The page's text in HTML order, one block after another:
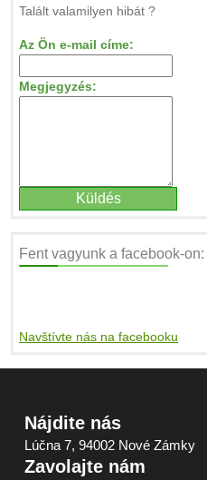
Talált valamilyen hibát ?
Az Ön e-mail címe:
Megjegyzés:
Fent vagyunk a facebook-on:
Navštívte nás na facebooku
Nájdite nás
Lúčna 7, 94002 Nové Zámky
Zavolajte nám